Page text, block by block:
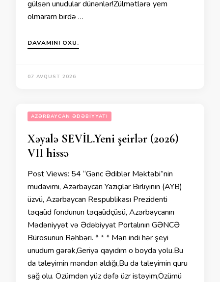
gülsən unudular dünənlər!Zülmətlərə yem
olmaram birdə …
DAVAMINI OXU.
07 AVQUST 2026
AZƏRBAYCAN ƏDƏBIYYATI
Xəyalə SEVİL.Yeni şeirlər (2026)
VII hissə
Post Views: 54 “Gənc Ədiblər Məktəbi”nin
müdavimi, Azərbaycan Yazıçılar Birliyinin (AYB)
üzvü, Azərbaycan Respublikası Prezidenti
təqaüd fondunun təqaüdçüsü, Azərbaycanın
Mədəniyyət və Ədəbiyyat Portalının GƏNCƏ
Bürosunun Rəhbəri. * * * Mən indi hər şeyi
unudum gərək,Geriyə qayıdım o boyda yolu.Bu
da taleyimin məndən aldığı,Bu da taleyimin quru
sağ olu. Özümdən yüz dəfə üzr istəyim,Özümü